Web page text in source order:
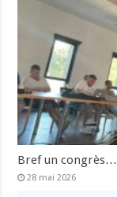
Bref un congrès…
28 mai 2026